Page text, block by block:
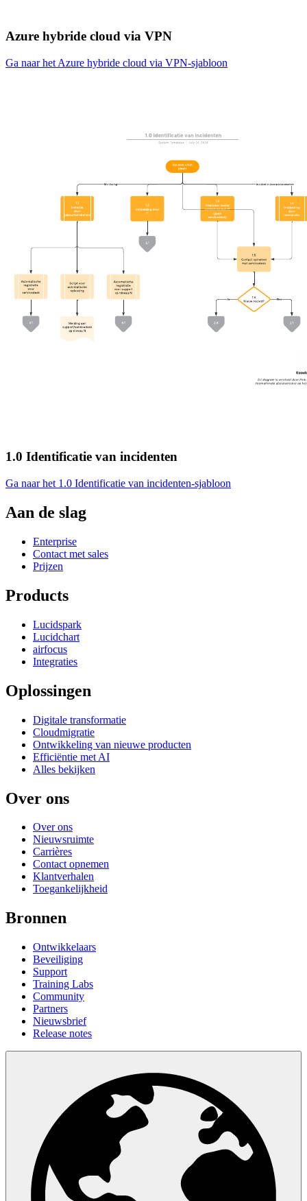
Azure hybride cloud via VPN
Ga naar het Azure hybride cloud via VPN-sjabloon
1.0 Identificatie van incidenten
Ga naar het 1.0 Identificatie van incidenten-sjabloon
Aan de slag
Enterprise
Contact met sales
Prijzen
Products
Lucidspark
Lucidchart
airfocus
Integraties
Oplossingen
Digitale transformatie
Cloudmigratie
Ontwikkeling van nieuwe producten
Efficiëntie met AI
Alles bekijken
Over ons
Over ons
Nieuwsruimte
Carrières
Contact opnemen
Klantverhalen
Toegankelijkheid
Bronnen
Ontwikkelaars
Beveiliging
Support
Training Labs
Community
Partners
Nieuwsbrief
Release notes